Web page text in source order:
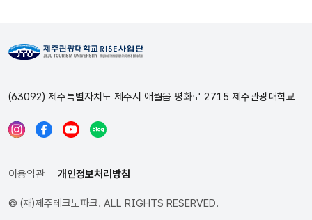
(63092) 제주특별자치도 제주시 애월읍 평화로 2715 제주관광대학교
이용약관 개인정보처리방침
© (재)제주테크노파크. ALL RIGHTS RESERVED.